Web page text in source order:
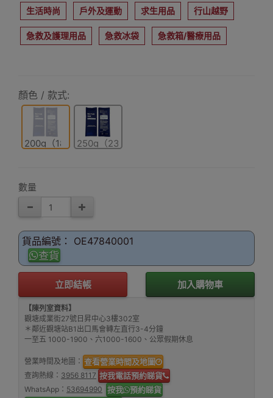
生活時尚 戶外及運動 求生用品 行山越野
急救及護理用品 急救冰袋 急救箱/醫療用品
顏色 / 款式:
200g（18x13cm）250g（23x13cm）
數量
貨品編號： OE47840001
查貨
立即結帳 加入購物車
【陳列室資料】
觀塘成業街27號日昇中心3樓302室
＊鄰近觀塘站B1出口馬會轉左直行3-4分鐘
一至五 1000-1900、六1000-1600、公眾假期休息
營業時間及地圖： 查看營業時間及地圖
查詢熱線： 3956 8117 按我電話預約睇貨
WhatsApp： 53694990 按我 預約睇貨